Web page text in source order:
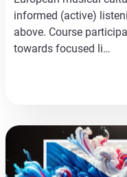
informed (active)
above. Course
towards focused li…
aa